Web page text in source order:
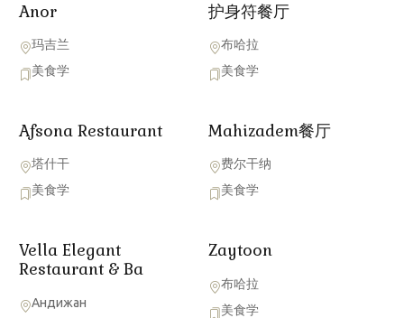
Anor
玛吉兰
美食学
护身符餐厅
布哈拉
美食学
Afsona Restaurant
塔什干
美食学
Mahizadem餐厅
费尔干纳
美食学
Vella Elegant
Restaurant & Ba
Андижан
Zaytoon
布哈拉
美食学